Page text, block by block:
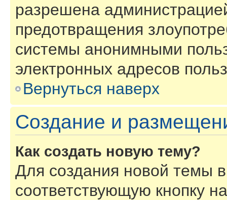
разрешена
предотвращения
системы анонимными
электронных адресов
Вернуться наверх
Создание и
Как создать новую тему?
Для создания новой темы
соответствующую кнопку